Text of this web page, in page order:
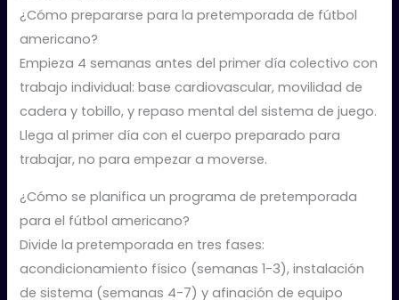
¿Cómo prepararse para la pretemporada de fútbol
americano?
Empieza 4 semanas antes del primer día colectivo con
trabajo individual: base cardiovascular, movilidad de
cadera y tobillo, y repaso mental del sistema de juego.
Llega al primer día con el cuerpo preparado para
trabajar, no para empezar a moverse.
¿Cómo se planifica un programa de pretemporada
para el fútbol americano?
Divide la pretemporada en tres fases:
acondicionamiento físico (semanas 1-3), instalación
de sistema (semanas 4-7) y afinación de equipo